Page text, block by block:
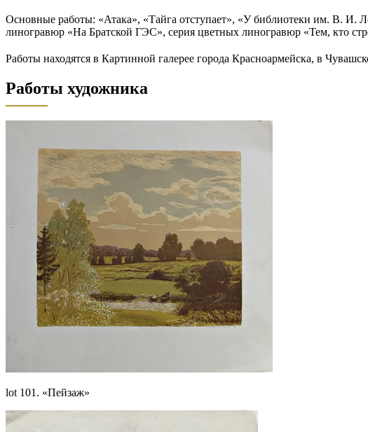
Основные работы: «Атака», «Тайга отступает», «У библиотеки им. В. И.
линогравюр «На Братской ГЭС», серия цветных линогравюр «Тем, кто
Работы находятся в Картинной галерее города Красноармейска, в
Работы художника
lot 101. «Пейзаж»